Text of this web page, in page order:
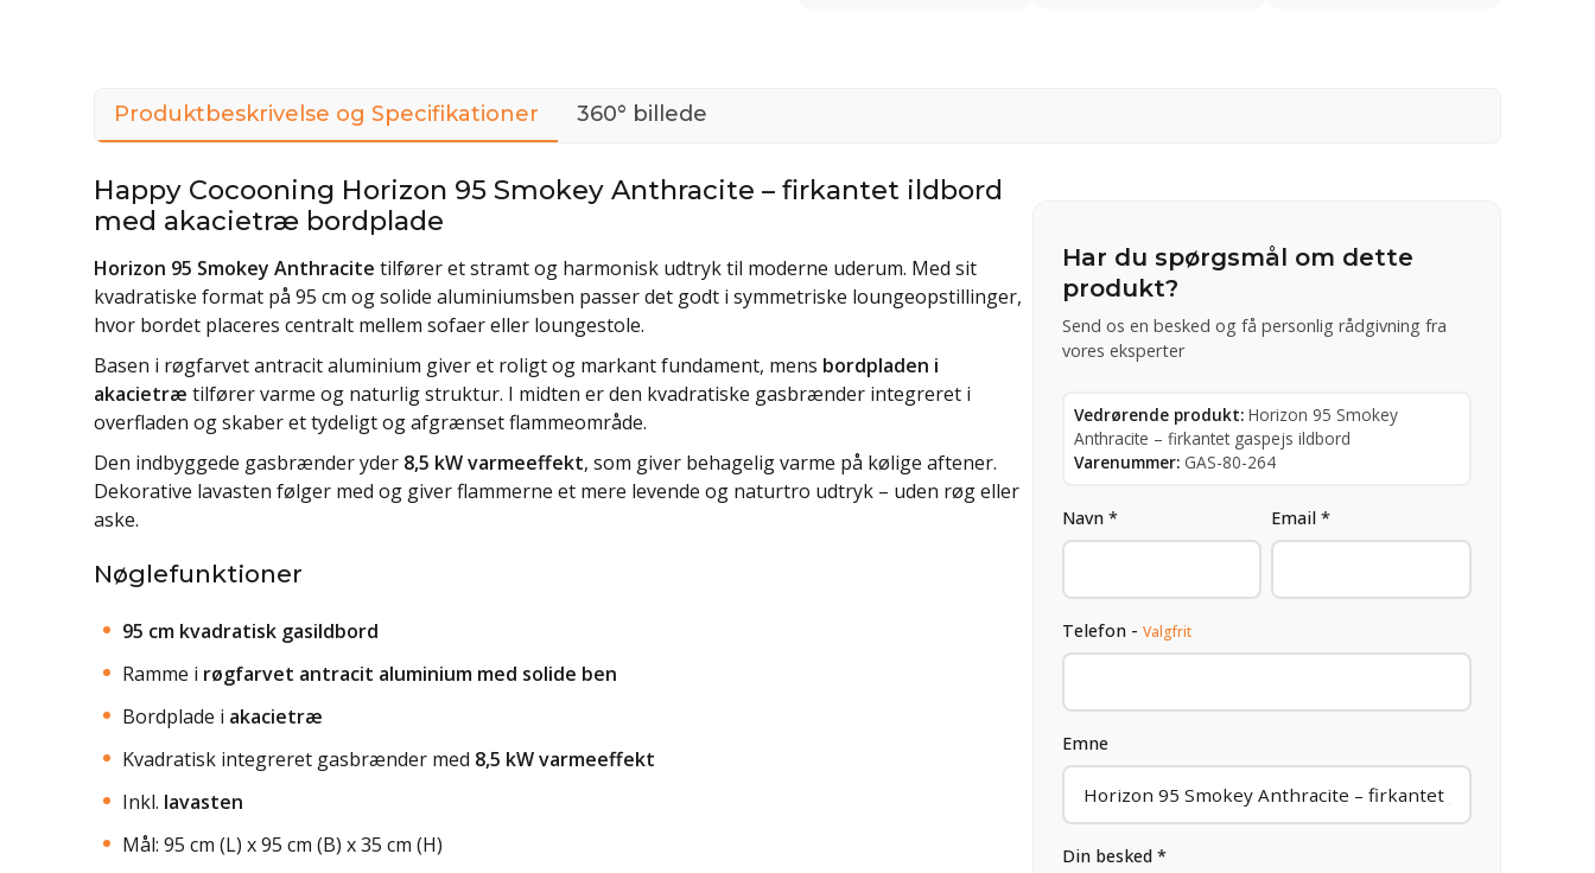
Produktbeskrivelse og Specifikationer 360° billede
Happy Cocooning Horizon 95 Smokey Anthracite – firkantet ildbord
med akacietræ bordplade
Horizon 95 Smokey Anthracite tilfører et stramt og harmonisk udtryk til moderne uderum. Med sit
kvadratiske format på 95 cm og solide aluminiumsben passer det godt i symmetriske loungeopstillinger,
hvor bordet placeres centralt mellem sofaer eller loungestole.
Basen i røgfarvet antracit aluminium giver et roligt og markant fundament, mens bordpladen i
akacietræ tilfører varme og naturlig struktur. I midten er den kvadratiske gasbrænder integreret i
overfladen og skaber et tydeligt og afgrænset flammeområde.
Den indbyggede gasbrænder yder 8,5 kW varmeeffekt, som giver behagelig varme på kølige aftener.
Dekorative lavasten følger med og giver flammerne et mere levende og naturtro udtryk – uden røg eller
aske.
Nøglefunktioner
95 cm kvadratisk gasildbord
Ramme i røgfarvet antracit aluminium med solide ben
Bordplade i akacietræ
Kvadratisk integreret gasbrænder med 8,5 kW varmeeffekt
Inkl. lavasten
Mål: 95 cm (L) x 95 cm (B) x 35 cm (H)
Har du spørgsmål om dette
produkt?
Send os en besked og få personlig rådgivning fra
vores eksperter
Vedrørende produkt: Horizon 95 Smokey
Anthracite – firkantet gaspejs ildbord
Varenummer: GAS-80-264
Navn * Email *
Telefon - Valgfrit
Emne
Din besked *